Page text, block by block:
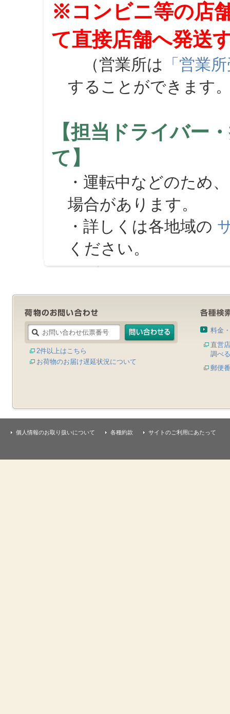
※コンビニ等の店
て直接店舗へ発送
（営業所は 「営業
することができます
【担当ドライバー
て】
・運転中などのため
場合があります。
・詳しくは各地域の
ください。
2件以上はこちら
お荷物のお届け遅延状況について
料金
直営
調べる
郵便
個人情報のお取り扱いについて 各種約款 サイトのご利用にあたって